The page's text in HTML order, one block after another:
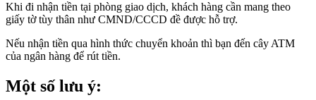
Khi đi nhận tiền tại phòng giao dịch, khách hàng cần mang theo
giấy tờ tùy thân như CMND/CCCD đề được hỗ trợ.
Nếu nhận tiền qua hình thức chuyển khoản thì bạn đến cây ATM
của ngân hàng để rút tiền.
Một số lưu ý: